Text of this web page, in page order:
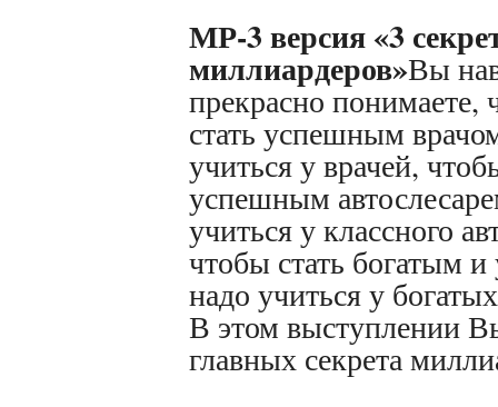
МР-3 версия «3
миллиардеров»Вы
прекрасно понимаете,
стать успешным
учиться у врачей,
успешным
учиться у классного
чтобы стать богатым
надо учиться у
В этом выступлении
главных секрета